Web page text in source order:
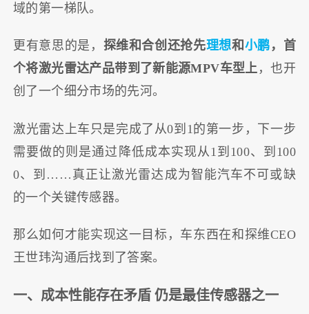
域的第一梯队。
更有意思的是， 探维和合创还抢先理想和 小鹏 ，首
个将激光雷达产品带到了新能源MPV车型上 ，也开
创了一个细分市场的先河。
激光雷达上车只是完成了从0到1的第一步，下一步
需要做的则是通过降低成本实现从1到100、到100
0、到……真正让激光雷达成为智能汽车不可或缺
的一个关键传感器。
那么如何才能实现这一目标，车东西在和探维CEO
王世玮沟通后找到了答案。
一、成本性能存在矛盾 仍是最佳传感器之一